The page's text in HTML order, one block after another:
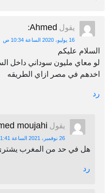
يقول Ahmed
:
16 يوليو، 2020 الساعة 10:34 ص
السلام عليكم
لو معاي مليون سوداني داخل
اخدهم في مصر ازاي الطريقه
رد
يقول moujahi
26 نوفمبر، 2021 الساعة 1:41 م
هل في حد من المغرب
رد